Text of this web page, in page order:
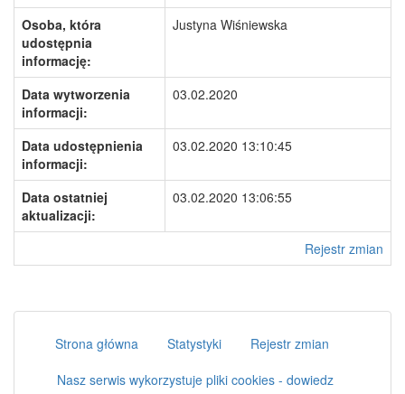
Osoba, która
udostępnia
informację:
Justyna Wiśniewska
Data wytworzenia
informacji:
03.02.2020
Data udostępnienia
informacji:
03.02.2020 13:10:45
Data ostatniej
aktualizacji:
03.02.2020 13:06:55
Rejestr zmian
Strona główna Statystyki
Rejestr zmian
Nasz serwis wykorzystuje pliki cookies - dowiedz